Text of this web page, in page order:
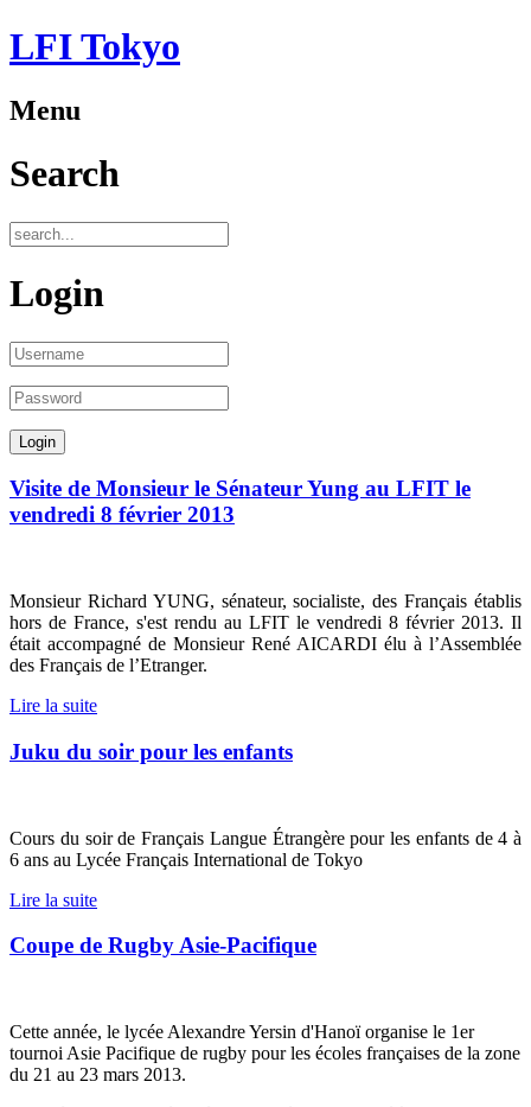
LFI Tokyo
Menu
Search
Login
Visite de Monsieur le Sénateur Yung au LFIT le
vendredi 8 février 2013
Monsieur Richard YUNG, sénateur, socialiste, des Français établis
hors de France, s'est rendu au LFIT le vendredi 8 février 2013. Il
était accompagné de Monsieur René AICARDI élu à l’Assemblée
des Français de l’Etranger.
Lire la suite
Juku du soir pour les enfants
Cours du soir de Français Langue Étrangère pour les enfants de 4 à
6 ans au Lycée Français International de Tokyo
Lire la suite
Coupe de Rugby Asie-Pacifique
Cette année, le lycée Alexandre Yersin d'Hanoï organise le 1er
tournoi Asie Pacifique de rugby pour les écoles françaises de la zone
du 21 au 23 mars 2013.